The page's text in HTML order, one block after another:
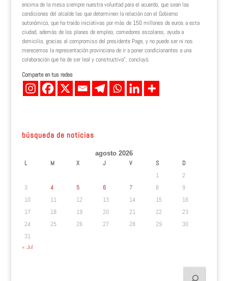
encima de la mesa siempre nuestra voluntad para el acuerdo, que sean las
condiciones del alcalde las que determinen la relación con el Gobierno
autonómico, que ha traído iniciativas por más de 150 millones de euros a esta
ciudad, además de los planes de empleo, comedores escolares, ayuda a
domicilio, gracias al compromiso del presidente Page, y no puede ser ni nos
merecemos la representación provinciana de ir a poner condicionantes a una
colaboración que ha de ser leal y constructiva”, concluyó.
Comparte en tus redes
búsqueda de noticias
agosto 2026
L M X J V S
D
1
2
3
4 5 6 7 8
9
10
11 12 13 14 15
16
17
18 19 20 21 22
23
24
25 26 27 28 29
30
31
« Jul